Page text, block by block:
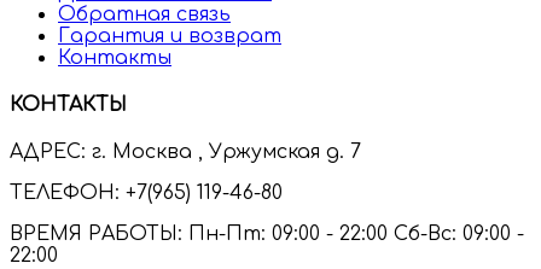
Обратная связь
Гарантия и возврат
Контакты
КОНТАКТЫ
АДРЕС: г. Москва , Уржумская д. 7
ТЕЛЕФОН: +7(965) 119-46-80
ВРЕМЯ РАБОТЫ: Пн-Пт: 09:00 - 22:00 Сб-Вс: 09:00 -
22:00